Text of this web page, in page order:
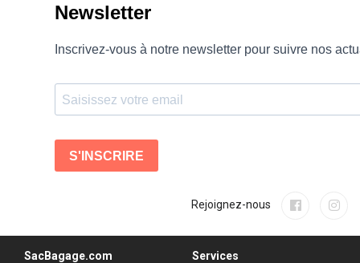
Rejoignez-nous
SacBagage.com
Services